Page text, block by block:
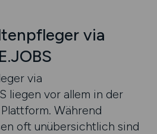
via
via
liegen vor allem in der
Während
oft unübersichtlich sind